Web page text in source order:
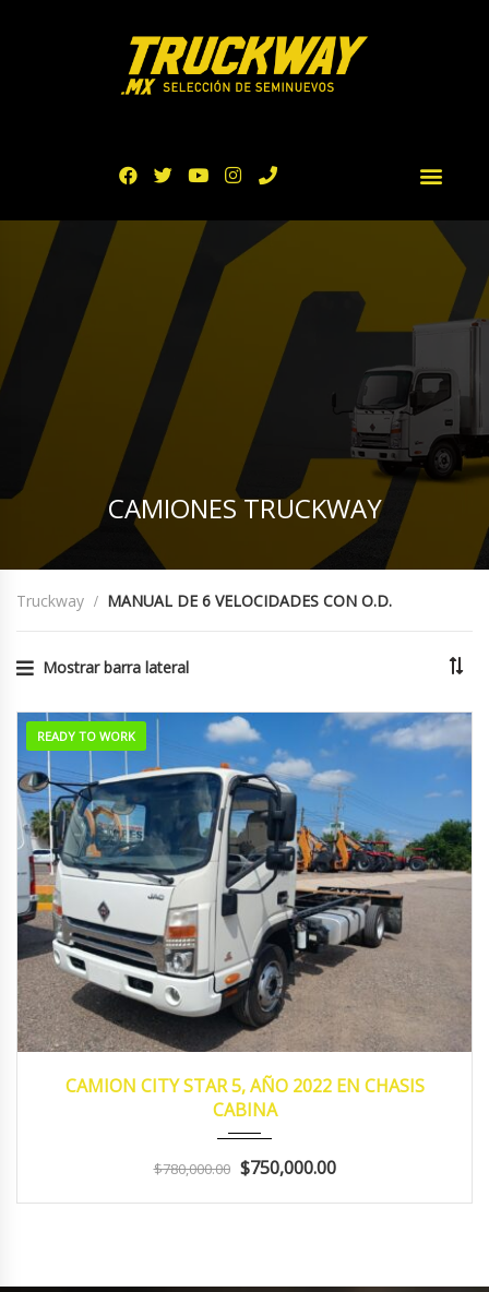
CAMIONES TRUCKWAY
Truckway MANUAL DE 6 VELOCIDADES CON O.D.
Mostrar barra lateral
READY TO WORK
CAMION CITY STAR 5, AÑO 2022 EN CHASIS
CABINA
$780,000.00 $750,000.00